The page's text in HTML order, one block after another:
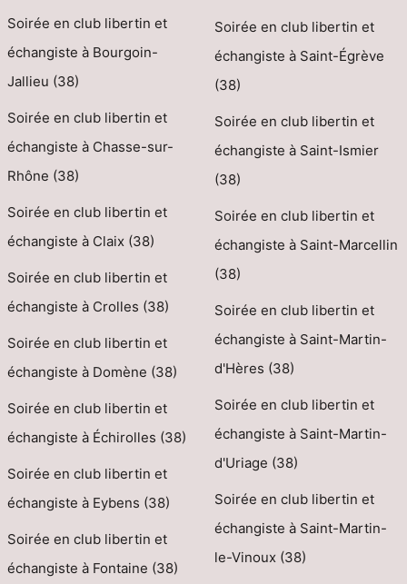
Soirée en club libertin et
échangiste à Bourgoin-
Jallieu (38)
Soirée en club libertin et
échangiste à Chasse-sur-
Rhône (38)
Soirée en club libertin et
échangiste à Claix (38)
Soirée en club libertin et
échangiste à Crolles (38)
Soirée en club libertin et
échangiste à Domène (38)
Soirée en club libertin et
échangiste à Échirolles (38)
Soirée en club libertin et
échangiste à Eybens (38)
Soirée en club libertin et
échangiste à Fontaine (38)
Soirée en club libertin et
échangiste à Saint-Égrève
(38)
Soirée en club libertin et
échangiste à Saint-Ismier
(38)
Soirée en club libertin et
échangiste à Saint-Marcellin
(38)
Soirée en club libertin et
échangiste à Saint-Martin-
d'Hères (38)
Soirée en club libertin et
échangiste à Saint-Martin-
d'Uriage (38)
Soirée en club libertin et
échangiste à Saint-Martin-
le-Vinoux (38)